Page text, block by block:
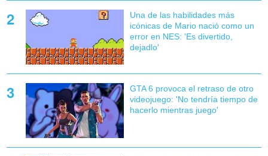
Una de las habilidades más
icónicas de Mario nació como un
error en NES: 'Es divertido,
dejadlo'
GTA 6 provoca el retraso de otro
videojuego: 'No tendría tiempo de
hacerlo mientras juego'